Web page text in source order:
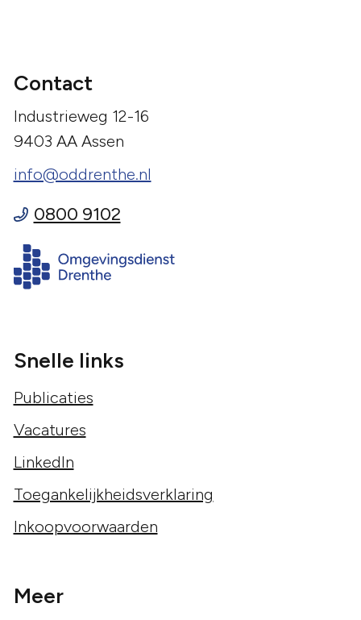
Contact
Industrieweg 12-16
9403 AA Assen
info@oddrenthe.nl
0800 9102
Snelle links
Publicaties
Vacatures
LinkedIn
Toegankelijkheidsverklaring
Inkoopvoorwaarden
Meer